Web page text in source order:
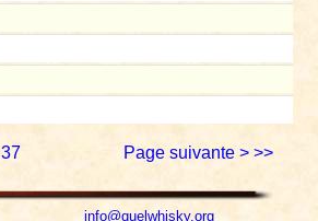
37 Page suivante > >>
info@quelwhisky.org